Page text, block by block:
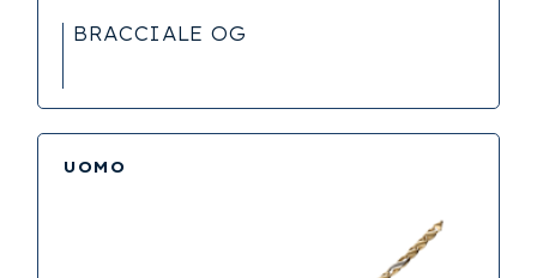
BRACCIALE OG
UOMO